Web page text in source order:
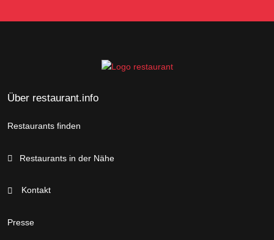
Über restaurant.info
Restaurants finden
Restaurants in der Nähe
Kontakt
Presse